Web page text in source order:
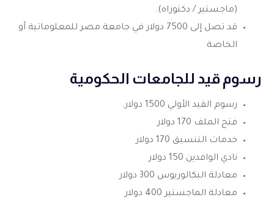
(ماجستير / دكتوراه).
قد تصل إلى 7500 دولار في جامعة مصر للمعلوماتية أو
الخاصة
رسوم قيد للجامعات الحكومية
رسوم القيد الأولي 1500 دولار.
فتح الملف 170 دولار
خدمات التنسيق 170 دولار
نادي الوافدين 150 دولار
معادلة البكالوريوس 300 دولار
معادلة الماجستير 400 دولار